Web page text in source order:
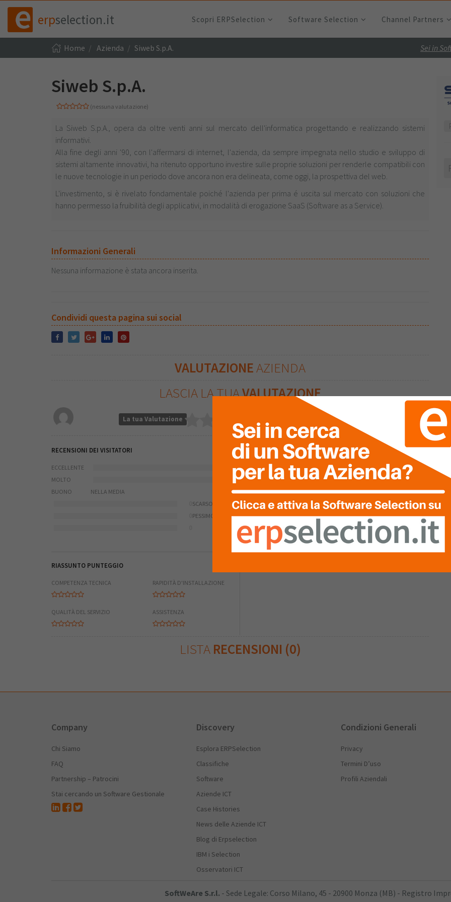
erpselection.it Scopri ERPSelection Software Selection Channel Partners
Home Azienda Siweb S.p.A. Sei in
Siweb S.p.A.
(nessuna valutazione)
La Siweb S.p.A., opera da oltre venti anni sul mercato dell'informatica progettando e realizzando sistemi
informativi.
Alla fine degli anni '90, con l'affermarsi di internet, l'azienda, da sempre impegnata nello studio e sviluppo di
sistemi altamente innovativi, ha ritenuto opportuno investire sulle proprie soluzioni per renderle compatibili con
le nuove tecnologie in un periodo dove ancora non era delineata, come oggi, la prospettiva del web.
L'investimento, si è rivelato fondamentale poiché l'azienda per prima é uscita sul mercato con soluzioni che
hanno permesso la fruibilità degli applicativi, in modalità di erogazione SaaS (Software as a Service).
Informazioni Generali
Nessuna informazione è stata ancora inserita.
Condividi questa pagina sui social
VALUTAZIONEAZIENDA
LASCIA LA TUAVALUTAZIONE
La tua Valutazione Clicca sulle stelle per inserire!
RECENSIONI DEI VISITATORI
ECCELLENTE
MOLTO
BUONO
NELLA MEDIA
SCARSO
PESSIMO
RIASSUNTO PUNTEGGIO
COMPETENZA TECNICA RAPIDITÀ D'INSTALLAZIONE
QUALITÀ DEL SERVIZIO ASSISTENZA
Ultima Recensione
Nessuna recensione è stata ancora inserita.
LISTA RECENSIONI (0)
Company
Chi Siamo
FAQ
Partnership – Patrocini
Stai cercando un Software Gestionale
Discovery
Esplora ERPSelection
Classifiche
Software
Aziende ICT
Case Histories
News delle Aziende ICT
Blog di Erpselection
IBM i Selection
Osservatori ICT
Condizioni Generali
Privacy
Termini D’uso
Profili Aziendali
SoftWeAre S.r.l. - Sede Legale: Corso Milano, 45 - 20900 Monza (MB) - Registro